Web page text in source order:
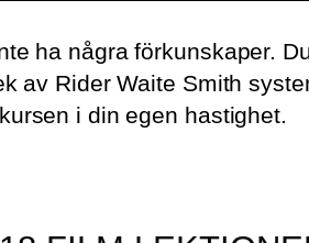
ha några förkunskaper.
av Rider Waite Smith
i din egen hastighet.